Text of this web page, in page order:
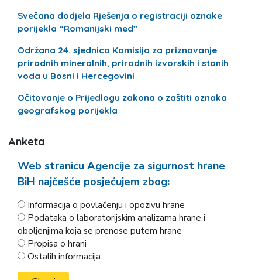
Svečana dodjela Rješenja o registraciji oznake
porijekla “Romanijski med”
Održana 24. sjednica Komisija za priznavanje
prirodnih mineralnih, prirodnih izvorskih i stonih
voda u Bosni i Hercegovini
Očitovanje o Prijedlogu zakona o zaštiti oznaka
geografskog porijekla
Anketa
Web stranicu Agencije za sigurnost hrane
BiH najčešće posjećujem zbog:
Informacija o povlačenju i opozivu hrane
Podataka o laboratorijskim analizama hrane i
oboljenjima koja se prenose putem hrane
Propisa o hrani
Ostalih informacija